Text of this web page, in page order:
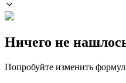
Ничего не
Попробуйте изменить